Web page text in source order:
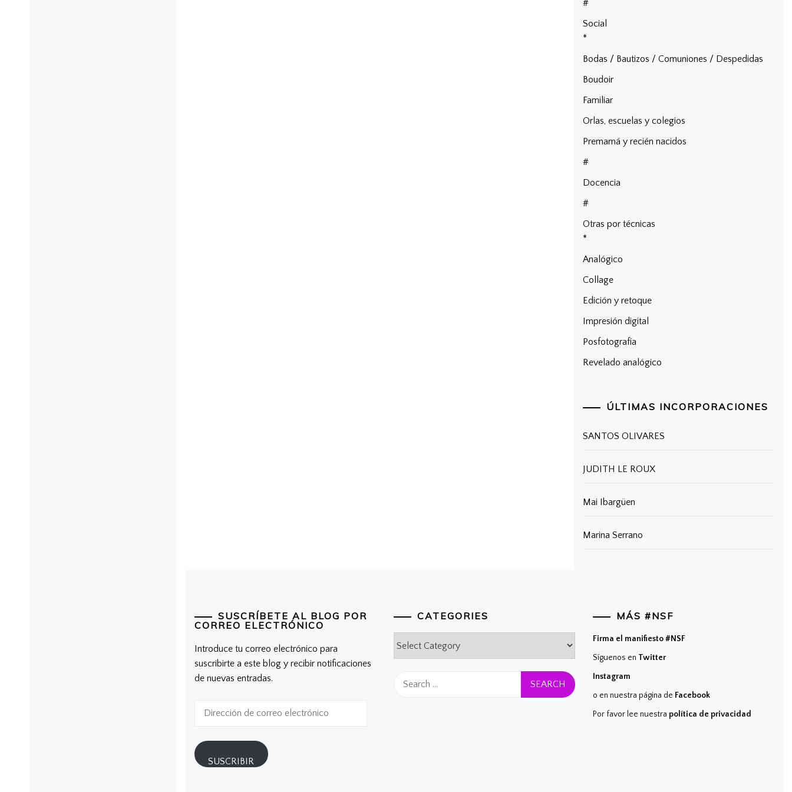
#
Social
*
Bodas / Bautizos / Comuniones / Despedidas
Boudoir
Familiar
Orlas, escuelas y colegios
Premamá y recién nacidos
#
Docencia
#
Otras por técnicas
*
Analógico
Collage
Edición y retoque
Impresión digital
Posfotografía
Revelado analógico
ÚLTIMAS INCORPORACIONES
SANTOS OLIVARES
JUDITH LE ROUX
Mai Ibargüen
Marina Serrano
SUSCRÍBETE AL BLOG POR
CORREO ELECTRÓNICO
Introduce tu correo electrónico para
suscribirte a este blog y recibir notificaciones
de nuevas entradas.
electrónico
SUSCRIBIR
CATEGORIES
for:
MÁS #NSF
Firma el manifiesto #NSF
Síguenos en Twitter
Instagram
o en nuestra página de Facebook
Por favor lee nuestra política de privacidad